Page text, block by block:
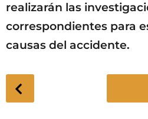
realizarán las
correspondientes para
causas del accidente.
P
o